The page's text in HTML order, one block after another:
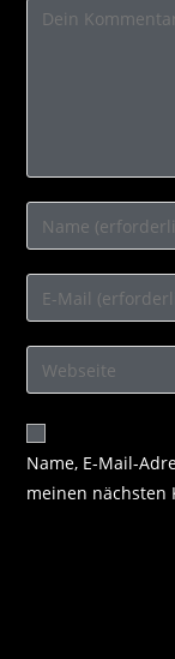
Name, E-Mail-
meinen nächsten